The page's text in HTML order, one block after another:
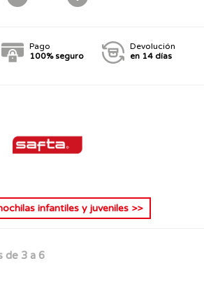
Pago
100% seguro
Devolución
en 14 días
infantiles y juveniles>>
de 3 a 6